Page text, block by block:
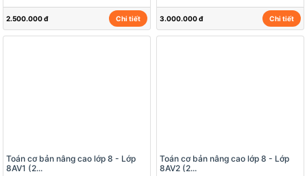
2.500.000 đ Chi tiết 3.000.000 đ Chi tiết
Toán cơ bản nâng cao lớp 8 - Lớp
8AV1 (2...
Toán cơ bản nâng cao lớp 8 - Lớp
8AV2 (2...